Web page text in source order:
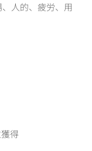
人的、疲労、用
得